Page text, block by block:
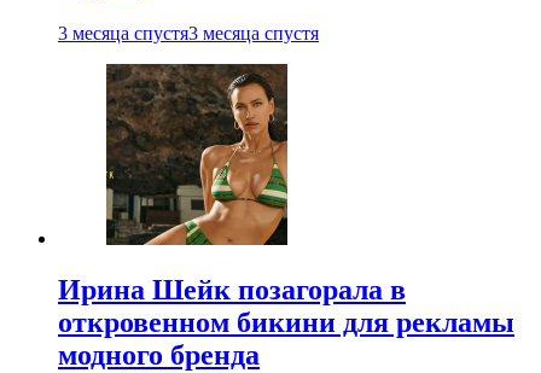
3 месяца спустя3 месяца спустя
Ирина Шейк позагорала в
откровенном бикини для рекламы
модного бренда